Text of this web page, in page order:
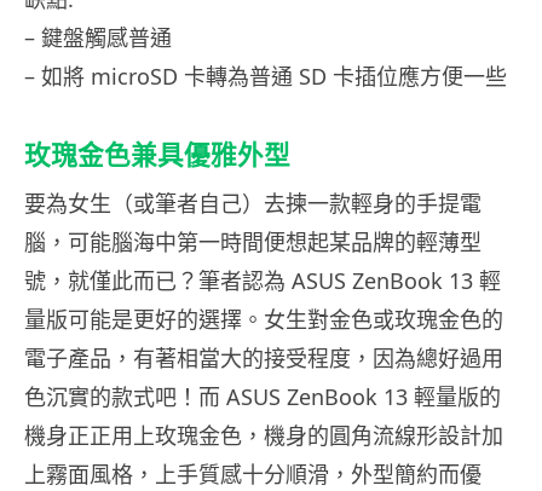
– 鍵盤觸感普通
– 如將 microSD 卡轉為普通 SD 卡插位應方便一些
玫瑰金色兼具優雅外型
要為女生（或筆者自己）去揀一款輕身的手提電
腦，可能腦海中第一時間便想起某品牌的輕薄型
號，就僅此而已？筆者認為 ASUS ZenBook 13 輕
量版可能是更好的選擇。女生對金色或玫瑰金色的
電子產品，有著相當大的接受程度，因為總好過用
色沉實的款式吧！而 ASUS ZenBook 13 輕量版的
機身正正用上玫瑰金色，機身的圓角流線形設計加
上霧面風格，上手質感十分順滑，外型簡約而優